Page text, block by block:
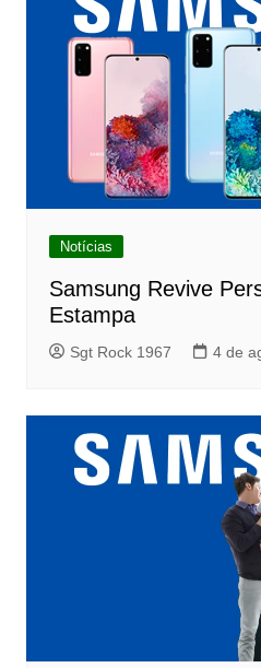
Notícias
Samsung Revive
Estampa
Sgt Rock 1967 4 de